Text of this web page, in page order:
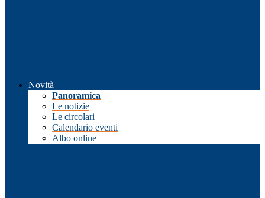
Novità
Panoramica
Le notizie
Le circolari
Calendario eventi
Albo online